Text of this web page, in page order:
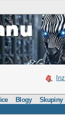
Blogy Skupiny